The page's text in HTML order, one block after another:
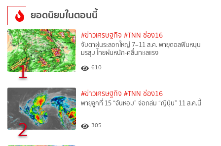
ยอดนิยมในตอนนี้
1
#ข่าวเศรษฐกิจ #TNN ช่อง16
จับตาฝนระลอกใหญ่ 7–11 ส.ค. พายุดอลฟินหนุน
มรสุม ไทยฝนหนัก-คลื่นทะเลแรง
610
2
#ข่าวเศรษฐกิจ #TNN ช่อง16
พายุลูกที่ 15 “จันหอม” จ่อถล่ม “ญี่ปุ่น” 11 ส.ค.นี้
305